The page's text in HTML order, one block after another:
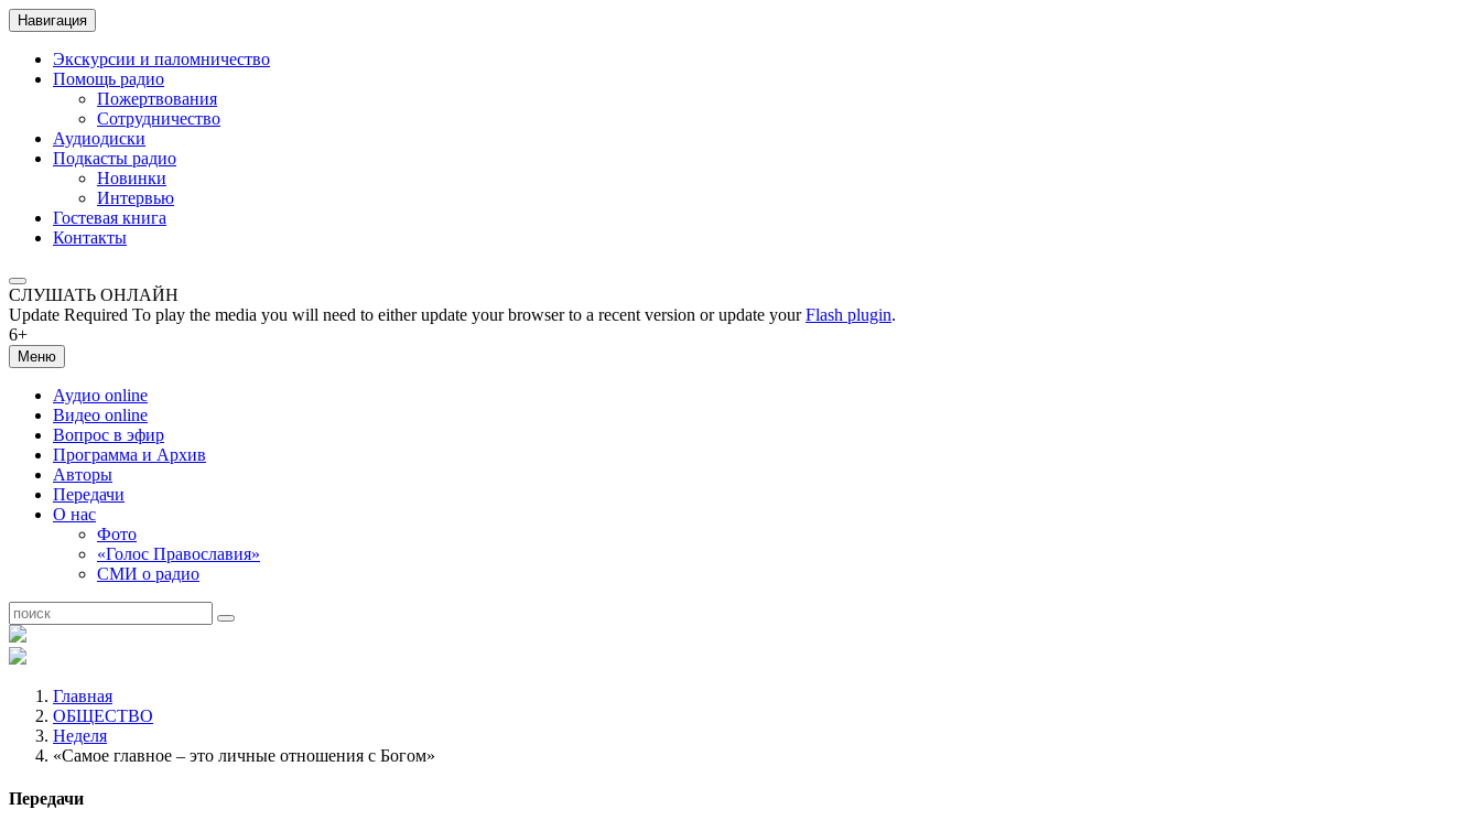
Навигация
Экскурсии и паломничество
Помощь радио
Пожертвования
Сотрудничество
Аудиодиски
Подкасты радио
Новинки
Интервью
Гостевая книга
Контакты
СЛУШАТЬ ОНЛАЙН
Update Required To play the media you will need to either update your browser to a recent version or update yourFlash plugin.
6+
Меню
Аудио online
Видео online
Вопрос в эфир
Программа и Архив
Авторы
Передачи
О нас
Фото
«Голос Православия»
СМИ о радио
Главная
ОБЩЕСТВО
Неделя
«Самое главное – это личные отношения с Богом»
Передачи